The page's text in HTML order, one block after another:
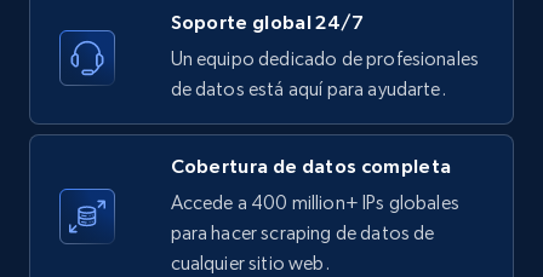
11.3K+ 1.5K+ Prueba gratuita
X (formerly Twitter) - Posts
ID, User posted, Name, Description, Date
posted, Photos, URL, Quoted post, and more.
Soporte global 24/7
Un equipo dedicado de profesionales
de datos está aquí para ayudarte.
Cobertura de datos completa
Accede a 400 million+ IPs globales
para hacer scraping de datos de
cualquier sitio web.